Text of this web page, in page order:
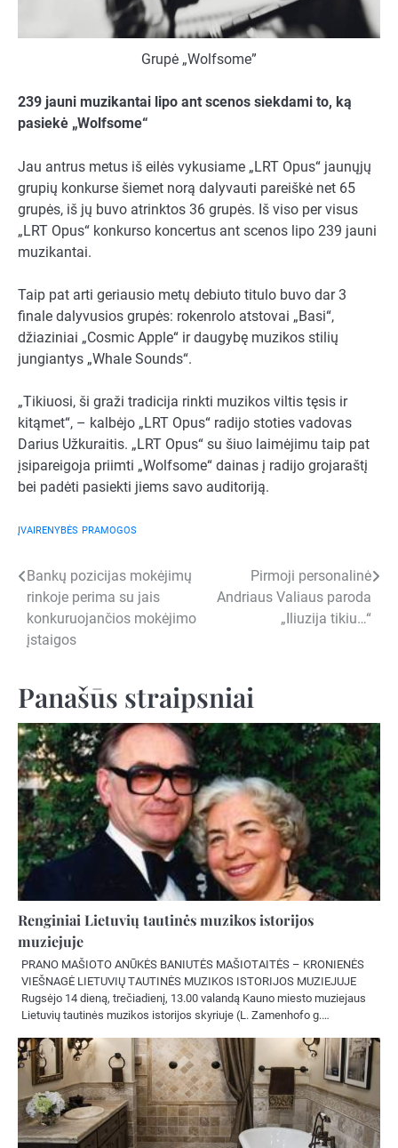
Grupė „Wolfsome”
239 jauni muzikantai lipo ant scenos siekdami to, ką
pasiekė „Wolfsome“
Jau antrus metus iš eilės vykusiame „LRT Opus“ jaunųjų
grupių konkurse šiemet norą dalyvauti pareiškė net 65
grupės, iš jų buvo atrinktos 36 grupės. Iš viso per visus
„LRT Opus“ konkurso koncertus ant scenos lipo 239 jauni
muzikantai.
Taip pat arti geriausio metų debiuto titulo buvo dar 3
finale dalyvusios grupės: rokenrolo atstovai „Basi“,
džiaziniai „Cosmic Apple“ ir daugybę muzikos stilių
jungiantys „Whale Sounds“.
„Tikiuosi, ši graži tradicija rinkti muzikos viltis tęsis ir
kitąmet“, – kalbėjo „LRT Opus“ radijo stoties vadovas
Darius Užkuraitis. „LRT Opus“ su šiuo laimėjimu taip pat
įsipareigoja priimti „Wolfsome“ dainas į radijo grojaraštį
bei padėti pasiekti jiems savo auditoriją.
ĮVAIRENYBĖS PRAMOGOS
Navigacija
tarp
įrašų
Bankų pozicijas mokėjimų
rinkoje perima su jais
konkuruojančios mokėjimo
įstaigos
Pirmoji personalinė
Andriaus Valiaus paroda
„Iliuzija tikiu…“
Panašūs straipsniai
Renginiai Lietuvių tautinės muzikos istorijos
muziejuje
PRANO MAŠIOTO ANŪKĖS BANIUTĖS MAŠIOTAITĖS – KRONIENĖS
VIEŠNAGĖ LIETUVIŲ TAUTINĖS MUZIKOS ISTORIJOS MUZIEJUJE
Rugsėjo 14 dieną, trečiadienį, 13.00 valandą Kauno miesto muziejaus
Lietuvių tautinės muzikos istorijos skyriuje (L. Zamenhofo g.…